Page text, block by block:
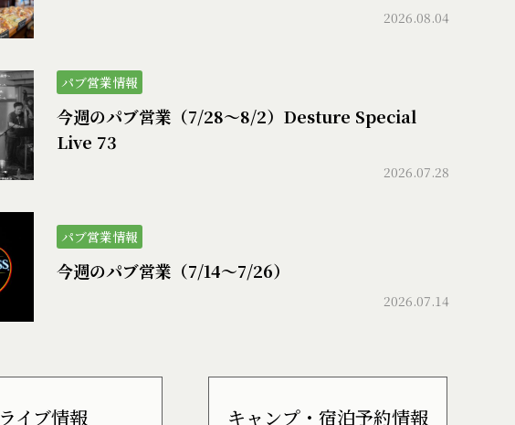
2026.08.04
パブ営業情報
今週のパブ営業（7/28〜8/2）Desture Special
Live 73
2026.07.28
パブ営業情報
今週のパブ営業（7/14〜7/26）
2026.07.14
ライブ情報 キャンプ・宿泊予約情報